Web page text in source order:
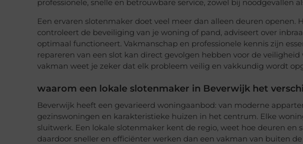
professionele, snelle en betrouwbare service, zowel bij noodgevallen
Een ervaren slotenmaker doet veel meer dan alleen deuren openen.
controleert de beveiliging van je woning of pand, adviseert over
optimaal functioneert. Vakmanschap en professionele kennis zijn
repareren van een slot kan direct gevolgen hebben voor de
vakman weet je zeker dat elk probleem veilig en vakkundig wordt
waarom een lokale slotenmaker in Beverwijk het
Beverwijk heeft een gevarieerd woningaanbod: van moderne
gezinswoningen en karakteristieke huizen in het centrum. Elke
sluitwerk. Een lokale slotenmaker kent de regio, weet hoe deuren
daardoor sneller en efficiënter werken dan een vakman van buiten